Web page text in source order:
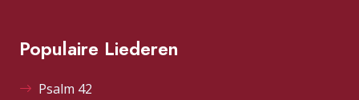
Populaire Liederen
Psalm 42